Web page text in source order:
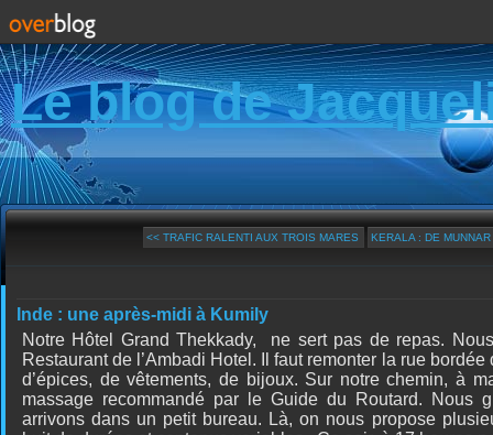
Le blog de
<< TRAFIC RALENTI AUX TROIS MARES KERALA : DE
Inde : une après-midi à Kumily
Notre Hôtel Grand Thekkady, ne sert pas de repas.
Restaurant de l’Ambadi Hotel. Il faut remonter la rue
d’épices, de vêtements, de bijoux. Sur notre chemin, à
massage recommandé par le Guide du Routard. Nous
arrivons dans un petit bureau. Là, on nous propose